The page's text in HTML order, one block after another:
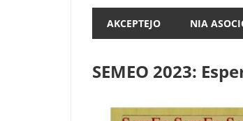
AKCEPTEJO NIA
SEMEO 2023: